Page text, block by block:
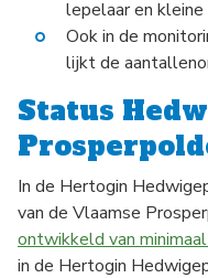
lepelaar en kleine
Ook in de
lijkt de
Status
In de Hertogin
van de Vlaamse
ontwikkeld van
in de Hertogin